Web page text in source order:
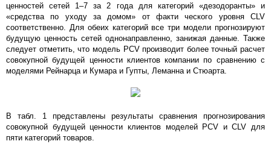
ценностей сетей 1–7 за 2 года для категорий «дезодоранты» и
«средства по уходу за домом» от факти ческого уровня CLV
соответственно. Для обеих категорий все три модели прогнозируют
будущую ценность сетей однонаправленно, занижая данные. Также
следует отметить, что модель PCV производит более точный расчет
совокупной будущей ценности клиентов компании по сравнению с
моделями Рейнарца и Кумара и Гупты, Леманна и Стюарта.
В табл. 1 представлены результаты сравнения прогнозирования
совокупной будущей ценности клиентов моделей PCV и CLV для
пяти категорий товаров.